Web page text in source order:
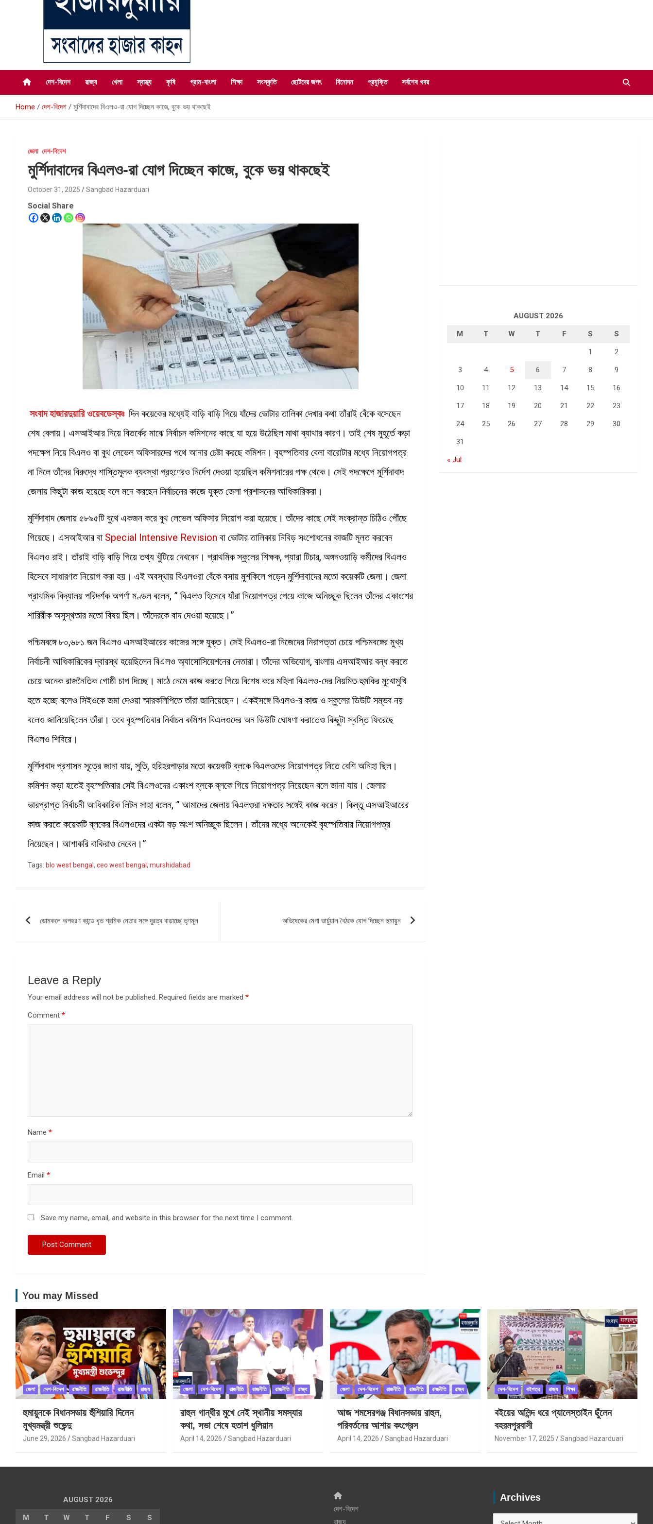
সংবাদ হাজারদুয়ারি
সংবাদের হাজার কাহন
দেশ-বিদেশ
রাজ্য খেলা স্বাস্থ্য কৃষি গ্রাম-বাংলা শিক্ষা সংস্কৃতি ছোটদের জগৎ বিনোদন প্রযুক্তি সর্বশেষ খবর
Home দেশ-বিদেশ মুর্শিদাবাদের বিএলও-রা যোগ দিচ্ছেন কাজে, বুকে ভয় থাকছেই
জেলা দেশ-বিদেশ
মুর্শিদাবাদের বিএলও-রা যোগ দিচ্ছেন কাজে, বুকে ভয় থাকছেই
October 31, 2025 Sangbad Hazarduari
Social Share
সংবাদ হাজারদুয়ারি ওয়েবডেস্কঃ দিন কয়েকের মধ্যেই বাড়ি বাড়ি গিয়ে যাঁদের ভোটার তালিকা দেখার কথা তাঁরাই বেঁকে বসেছেন
শেষ বেলায়। এসআইআর নিয়ে বিতর্কের মাঝে নির্বাচন কমিশনের কাছে যা হয়ে উঠেছিল মাথা ব্যাথার কারণ। তাই শেষ মুহূর্তে কড়া
পদক্ষেপ নিয়ে বিএলও বা বুথ লেভেল অফিসারদের পথে আনার চেষ্টা করছে কমিশন। বৃহস্পতিবার বেলা বারোটার মধ্যে নিয়োগপত্র
না নিলে তাঁদের বিরুদ্ধে শাস্তিমূলক ব্যবস্থা গ্রহণেরও নির্দেশ দেওয়া হয়েছিল কমিশনারের পক্ষ থেকে। সেই পদক্ষেপে মুর্শিদাবাদ
জেলায় কিছুটা কাজ হয়েছে বলে মনে করছেন নির্বাচনের কাজে যুক্ত জেলা প্রশাসনের আধিকারিকরা।
মুর্শিদাবাদ জেলায় ৫৮৯৫টি বুথে একজন করে বুথ লেভেল অফিসার নিয়োগ করা হয়েছে। তাঁদের কাছে সেই সংক্রান্ত চিঠিও পৌঁছে
গিয়েছে। এসআইআর বা Special Intensive Revision বা ভোটার তালিকায় নিবিড় সংশোধনের কাজটি মূলত করবেন
বিএলও রাই। তাঁরাই বাড়ি বাড়ি গিয়ে তথ্য খুঁটিয়ে দেখবেন। প্রাথমিক স্কুলের শিক্ষক, প্যারা টিচার, অঙ্গনওয়াড়ি কর্মীদের বিএলও
হিসেবে সাধারণত নিয়োগ করা হয়। এই অবস্থায় বিএলওরা বেঁকে বসায় মুশকিলে পড়েন মুর্শিদাবাদের মতো কয়েকটি জেলা। জেলা
প্রাথমিক বিদ্যালয় পরিদর্শক অপর্ণা মণ্ডল বলেন, ” বিএলও হিসেবে যাঁরা নিয়োগপত্র পেয়ে কাজে অনিচ্ছুক ছিলেন তাঁদের একাংশের
শারিরীক অসুস্থতার মতো বিষয় ছিল। তাঁদেরকে বাদ দেওয়া হয়েছে।”
পশ্চিমবঙ্গে ৮০,৬৮১ জন বিএলও এসআইআরের কাজের সঙ্গে যুক্ত। সেই বিএলও-রা নিজেদের নিরাপত্তা চেয়ে পশ্চিমবঙ্গের মুখ্য
নির্বাচনী আধিকারিকের দ্বারস্থ হয়েছিলেন বিএলও অ্যাসোসিয়েশনের নেতারা। তাঁদের অভিযোগ, বাংলায় এসআইআর বন্ধ করতে
চেয়ে অনেক রাজনৈতিক গোষ্ঠী চাপ দিচ্ছে। মাঠে নেমে কাজ করতে গিয়ে বিশেষ করে মহিলা বিএলও-দের নিয়মিত হুমকির মুখোমুখি
হতে হচ্ছে বলেও সিইওকে জমা দেওয়া স্মারকলিপিতে তাঁরা জানিয়েছেন। একইসঙ্গে বিএলও-র কাজ ও স্কুলের ডিউটি সম্ভব নয়
বলেও জানিয়েছিলেন তাঁরা। তবে বৃহস্পতিবার নির্বাচন কমিশন বিএলওদের অন ডিউটি ঘোষণা করাতেও কিছুটা স্বস্তি ফিরেছে
বিএলও শিবিরে।
মুর্শিদাবাদ প্রশাসন সূত্রে জানা যায়, সুতি, হরিহরপাড়ার মতো কয়েকটি ব্লকে বিএলওদের নিয়োগপত্র নিতে বেশি অনিহা ছিল।
কমিশন কড়া হতেই বৃহস্পতিবার সেই বিএলওদের একাংশ ব্লকে ব্লকে গিয়ে নিয়োগপত্র নিয়েছেন বলে জানা যায়। জেলার
ভারপ্রাপ্ত নির্বাচনী আধিকারিক লিটন সাহা বলেন, ” আমাদের জেলায় বিএলওরা দক্ষতার সঙ্গেই কাজ করেন। কিন্তু এসআইআরের
কাজ করতে কয়েকটি ব্লকের বিএলওদের একটা বড় অংশ অনিচ্ছুক ছিলেন। তাঁদের মধ্যে অনেকেই বৃহস্পতিবার নিয়োগপত্র
নিয়েছেন। আশাকরি বাকিরাও নেবেন।”
Tags: blo west bengal , ceo west bengal , murshidabad
ডোমকলে অপহরণ কান্ডে ধৃত শ্রমিক নেতার সঙ্গে দূরত্ব বাড়াচ্ছে তৃণমূল অভিষেকের মেগা ভার্চুয়াল বৈঠকে যোগ দিচ্ছেন হুমায়ুন
Leave a Reply
Your email address will not be published. Required fields are marked *
Comment *
Name *
Email *
Save my name, email, and website in this browser for the next time I comment.
AUGUST 2026
M T W T F S S
1 2
3 4 5 6 7 8 9
10 11 12 13 14 15 16
17 18 19 20 21 22 23
24 25 26 27 28 29 30
31
« Jul
You may Missed
জেলা দেশ-বিদেশ রাজনীতি রাজনীতি রাজনীতি রাজ্য
হুমায়ুনকে বিধানসভায় হুঁশিয়ারি দিলেন
মুখ্যমন্ত্রী শুভেন্দু
June 29, 2026 Sangbad Hazarduari
জেলা দেশ-বিদেশ রাজনীতি রাজনীতি রাজনীতি রাজ্য
রাহুল গান্ধীর মুখে নেই স্থানীয় সমস্যার
কথা, সভা শেষে হতাশ ধুলিয়ান
April 14, 2026 Sangbad Hazarduari
জেলা দেশ-বিদেশ রাজনীতি রাজনীতি রাজনীতি রাজ্য
আজ শমসেরগঞ্জ বিধানসভায় রাহুল,
পরিবর্তনের আশায় কংগ্রেস
April 14, 2026 Sangbad Hazarduari
দেশ-বিদেশ বইপত্র রাজ্য শিক্ষা
বইয়ের অলিন্দ ধরে প্যালেস্তাইন ছুঁলেন
বহরমপুরবাসী
November 17, 2025 Sangbad Hazarduari
AUGUST 2026
M T W T F S S
দেশ-বিদেশ
Archives